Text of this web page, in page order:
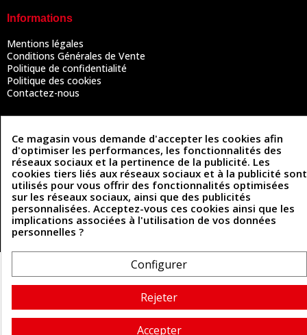
Informations
Mentions légales
Conditions Générales de Vente
Politique de confidentialité
Politique des cookies
Contactez-nous
Coordonnées
493 Chemin de Catougnac
81300 Graulhet
05 63 34 51 88
contact@cuirenstock.com
Ce magasin vous demande d'accepter les cookies afin
d'optimiser les performances, les fonctionnalités des
réseaux sociaux et la pertinence de la publicité. Les
cookies tiers liés aux réseaux sociaux et à la publicité sont
utilisés pour vous offrir des fonctionnalités optimisées
sur les réseaux sociaux, ainsi que des publicités
personnalisées. Acceptez-vous ces cookies ainsi que les
implications associées à l'utilisation de vos données
personnelles ?
Configurer
Rejeter
Accepter